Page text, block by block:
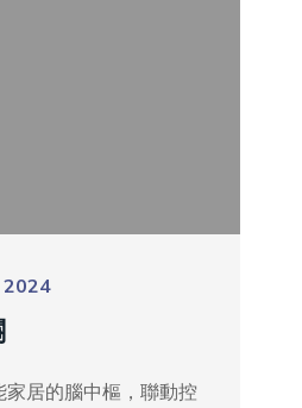
2024
居的腦中樞，聯動控